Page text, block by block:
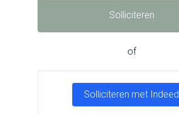
Solliciteren
of
Solliciteren met Indeed